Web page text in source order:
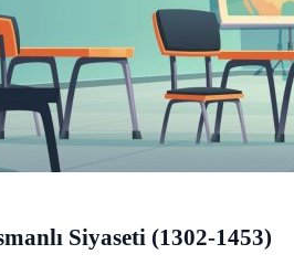
Siyaseti (1302-1453)